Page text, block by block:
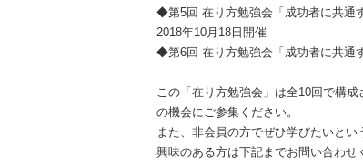
◆第5回 在り方勉強会「成功者に共通
2018年10月18日開催
◆第6回 在り方勉強会「成功者に共通
この「在り方勉強会」は全10回で構成
の機会にご参集ください。
また、非会員の方でぜひ学びたいとい
興味のある方は下記までお問い合わせ